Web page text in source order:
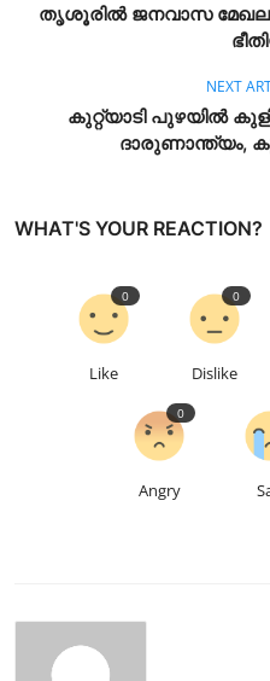
തൃശൂരിൽ ജനവാസ
NEXT
​കുറ്റ്യാടി പുഴയിൽ
ദാരുണാന്ത്യം,
WHAT'S YOUR REACTION?
Like
0
Dislike
0
Angry
0